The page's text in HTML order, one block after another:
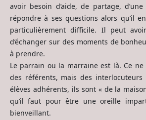
avoir besoin d’aide, de partage,
répondre à ses questions alors qu’il
particulièrement difficile. Il peut
d’échanger sur des moments de
à prendre.
Le parrain ou la marraine est là. Ce
des référents, mais des interlocuteurs
élèves adhérents, ils sont « de la
qu’il faut pour être une oreille
bienveillant.